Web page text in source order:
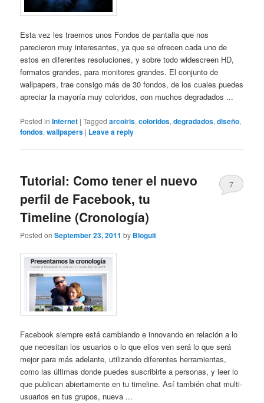
Esta vez les traemos unos Fondos de pantalla que nos
parecieron muy interesantes, ya que se ofrecen cada uno de
estos en diferentes resoluciones, y sobre todo widescreen HD,
formatos grandes, para monitores grandes. El conjunto de
wallpapers, trae consigo más de 30 fondos, de los cuales puedes
apreciar la mayoría muy coloridos, con muchos degradados ...
Posted in Internet |Tagged arcoiris,coloridos,degradados,diseño,
fondos,wallpapers | Leave a reply
Tutorial: Como tener el nuevo
perfil de Facebook, tu
Timeline (Cronología)
Posted onSeptember 23, 2011 by Bloguit
7
Facebook siempre está cambiando e innovando en relación a lo
que necesitan los usuarios o lo que ellos ven será lo que será
mejor para más adelante, utilizando diferentes herramientas,
como las últimas donde puedes suscribirte a personas, y leer lo
que publican abiertamente en tu timeline. Así también chat multi-
usuarios en tus grupos, nueva ...